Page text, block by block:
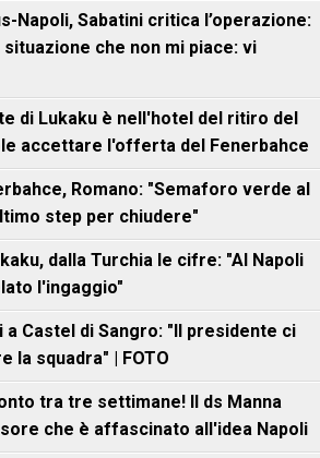
Napoli, Sabatini critica l’operazione:
situazione che non mi piace: vi
di Lukaku è nell'hotel del ritiro del
accettare l'offerta del Fenerbahce
Romano: "Semaforo verde al
step per chiudere"
dalla Turchia le cifre: "Al Napoli
l'ingaggio"
a Castel di Sangro: "Il presidente ci
la squadra" | FOTO
tra tre settimane! Il ds Manna
che è affascinato all'idea Napoli